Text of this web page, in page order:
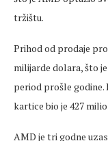
tržištu.
Prihod od prodaje
milijarde dolara, što
period prošle
kartice bio je 427
AMD je tri godne